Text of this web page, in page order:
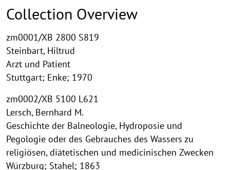
Collection Overview
Collection
Overview
zm0001/XB 2800 S819
Steinbart, Hiltrud
Arzt und Patient
Stuttgart; Enke; 1970
zm0002/XB 5100 L621
Lersch, Bernhard M.
Geschichte der Balneologie, Hydroposie und
Pegologie oder des Gebrauches des Wassers zu
religiösen, diätetischen und medicinischen Zwecken
Würzburg; Stahel; 1863